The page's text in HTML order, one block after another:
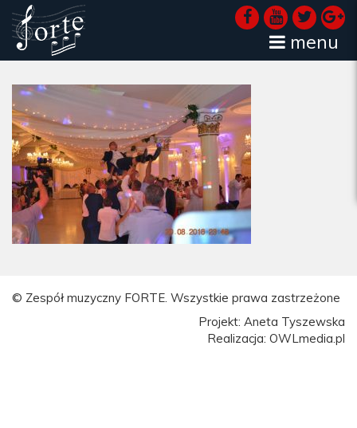
menu
© Zespół muzyczny FORTE. Wszystkie prawa zastrzeżone
Projekt: Aneta Tyszewska
Realizacja: OWLmedia.pl